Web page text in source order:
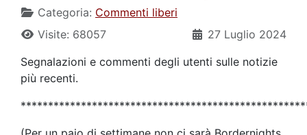
Categoria: Commenti liberi
27 Luglio 2024
Visite: 68057
Segnalazioni e commenti degli utenti sulle notizie
più recenti.